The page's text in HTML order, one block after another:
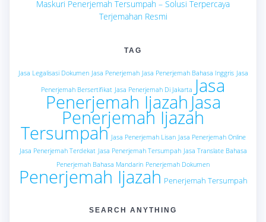
Maskuri Penerjemah Tersumpah – Solusi Terpercaya
Terjemahan Resmi
TAG
Jasa Legalisasi Dokumen Jasa Penerjemah Jasa Penerjemah Bahasa Inggris Jasa
Penerjemah Bersertifikat Jasa Penerjemah Di Jakarta Jasa
Penerjemah Ijazah Jasa
Penerjemah Ijazah
Tersumpah Jasa Penerjemah Lisan Jasa Penerjemah Online
Jasa Penerjemah Terdekat Jasa Penerjemah Tersumpah Jasa Translate Bahasa
Penerjemah Bahasa Mandarin Penerjemah Dokumen
Penerjemah Ijazah Penerjemah Tersumpah
SEARCH ANYTHING